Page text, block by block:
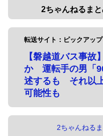
2ちゃんねるま
転送サイト：ピックアッ
【磐越道バス事故
か 運転手の男「
述するも それ以
可能性も
2ちゃんねる